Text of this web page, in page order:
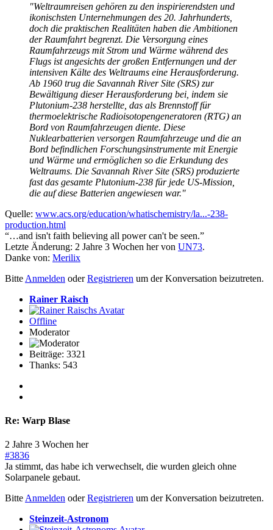
"Weltraumreisen gehören zu den inspirierendsten und
ikonischsten Unternehmungen des 20. Jahrhunderts,
doch die praktischen Realitäten haben die Ambitionen
der Raumfahrt begrenzt. Die Versorgung eines
Raumfahrzeugs mit Strom und Wärme während des
Flugs ist angesichts der großen Entfernungen und der
intensiven Kälte des Weltraums eine Herausforderung.
Ab 1960 trug die Savannah River Site (SRS) zur
Bewältigung dieser Herausforderung bei, indem sie
Plutonium-238 herstellte, das als Brennstoff für
thermoelektrische Radioisotopengeneratoren (RTG) an
Bord von Raumfahrzeugen diente. Diese
Nuklearbatterien versorgen Raumfahrzeuge und die an
Bord befindlichen Forschungsinstrumente mit Energie
und Wärme und ermöglichen so die Erkundung des
Weltraums. Die Savannah River Site (SRS) produzierte
fast das gesamte Plutonium-238 für jede US-Mission,
die auf diese Batterien angewiesen war."
Quelle: www.acs.org/education/whatischemistry/la...-238-
production.html
“…and isn't faith believing all power can't be seen.”
Letzte Änderung: 2 Jahre 3 Wochen her von UN73.
Danke von: Merilix
Bitte Anmelden oderRegistrieren um der Konversation beizutreten.
Rainer Raisch
Offline
Moderator
Beiträge: 3321
Thanks: 543
Re: Warp Blase
2 Jahre 3 Wochen her
#3836
Ja stimmt, das habe ich verwechselt, die wurden gleich ohne
Solarpanele gebaut.
Bitte Anmelden oderRegistrieren um der Konversation beizutreten.
Steinzeit-Astronom